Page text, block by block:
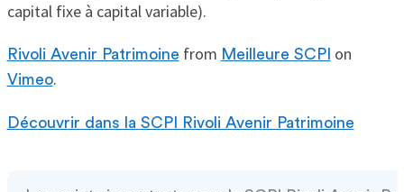
capital fixe à capital variable).
Rivoli Avenir Patrimoine from Meilleure SCPI on
Vimeo.
Découvrir dans la SCPI Rivoli Avenir Patrimoine